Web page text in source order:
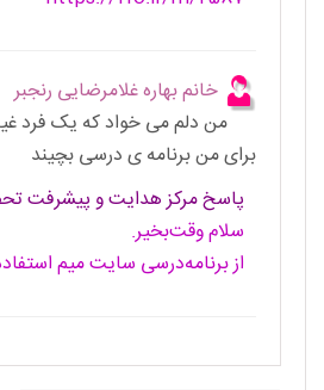
خانم بهاره غلامرضایی رنجبر
من دلم می خواد که یک فرد غیر
برای من برنامه ی درسی بچیند
پاسخ مرکز هدایت و پیشرفت
سلام وقت‌بخیر.
از برنامه‌درسی سایت میم